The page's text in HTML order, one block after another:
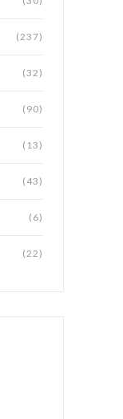
(237)
(32)
(90)
(13)
(43)
(6)
(22)